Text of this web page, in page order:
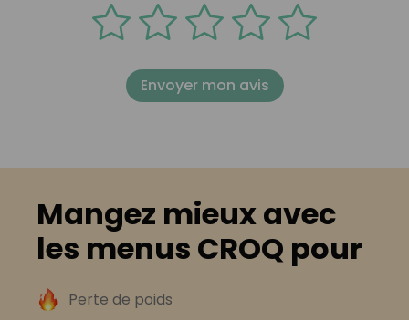
Envoyer mon avis
Mangez mieux avec
les menus CROQ pour
Perte de poids